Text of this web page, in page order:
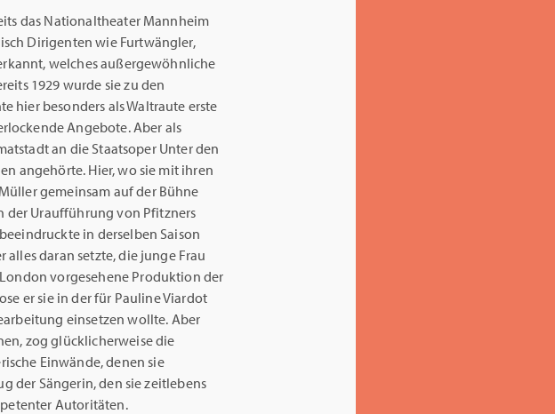
das Nationaltheater Mannheim
Dirigenten wie Furtwängler,
welches außergewöhnliche
1929 wurde sie zu den
hier besonders als Waltraute erste
Angebote. Aber als
an die Staatsoper Unter den
angehörte. Hier, wo sie mit ihren
gemeinsam auf der Bühne
der Uraufführung von Pfitzners
in derselben Saison
alles daran setzte, die junge Frau
vorgesehene Produktion der
er sie in der für Pauline Viardot
einsetzen wollte. Aber
zog glücklicherweise die
Einwände, denen sie
der Sängerin, den sie zeitlebens
Autoritäten.